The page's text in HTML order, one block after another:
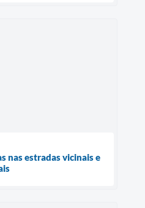
nas estradas vicinais e